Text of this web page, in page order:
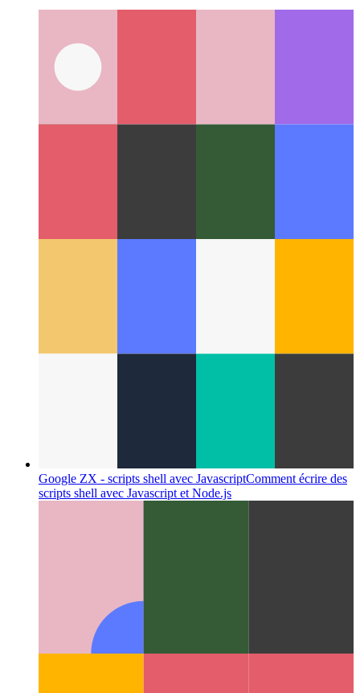
Suggestions